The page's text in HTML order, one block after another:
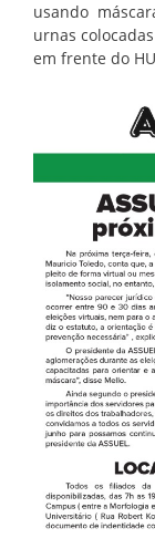
usando
urnas
em frente do